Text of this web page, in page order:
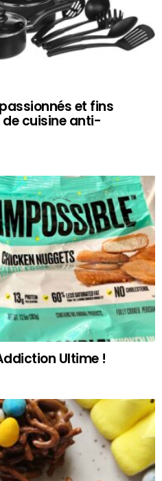
et fins
cuisine anti-
Ultime !